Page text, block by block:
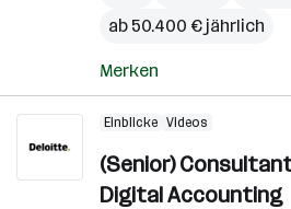
ab 50.400 € jährlich
Merken
Einblicke Videos
(Senior)
Digital Accounting